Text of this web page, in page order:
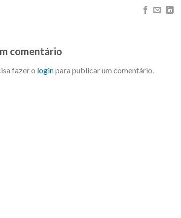
comentário
fazer o loginpara publicar um comentário.